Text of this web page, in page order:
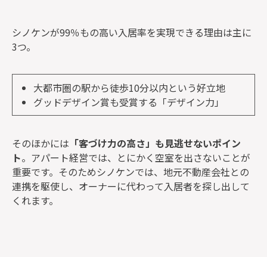
シノケンが99％もの高い入居率を実現できる理由は主に
3つ。
大都市圏の駅から徒歩10分以内という好立地
グッドデザイン賞も受賞する「デザイン力」
そのほかには 「客づけ力の高さ」も見逃せないポイン
ト。アパート経営では、とにかく空室を出さないことが
重要です。そのためシノケンでは、地元不動産会社との
連携を駆使し、オーナーに代わって入居者を探し出して
くれます。